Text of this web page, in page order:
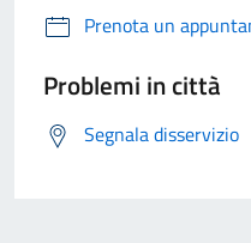
Prenota un
Problemi in città
Segnala disservizio